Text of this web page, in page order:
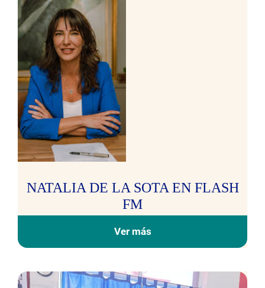
NATALIA DE LA SOTA EN FLASH
FM
Ver más